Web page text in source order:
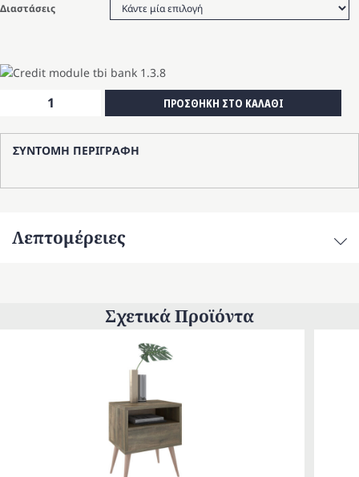
Διαστάσεις
Τραπεζάκι
Αφροδίτη
ποσότητα
ΠΡΟΣΘΗΚΗ ΣΤΟ ΚΑΛΑΘΙ
ΣΥΝΤΟΜΗ ΠΕΡΙΓΡΑΦΗ
Λεπτομέρειες
Σχετικά Προϊόντα